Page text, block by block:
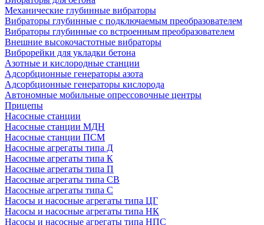
Механические глубинные вибраторы
Вибраторы глубинные с подключаемым преобразователем
Вибраторы глубинные со встроенным преобразователем
Внешние высокочастотные вибраторы
Виброрейки для укладки бетона
Азотные и кислородные станции
Адсорбционные генераторы азота
Адсорбционные генераторы кислорода
Автономные мобильные опрессовочные центры
Прицепы
Насосные станции
Насосные станции МДН
Насосные станции ПСМ
Насосные агрегаты типа Д
Насосные агрегаты типа К
Насосные агрегаты типа П
Насосные агрегаты типа СВ
Насосные агрегаты типа С
Насосы и насосные агрегаты типа ЦГ
Насосы и насосные агрегаты типа НК
Насосы и насосные агрегаты типа НПС